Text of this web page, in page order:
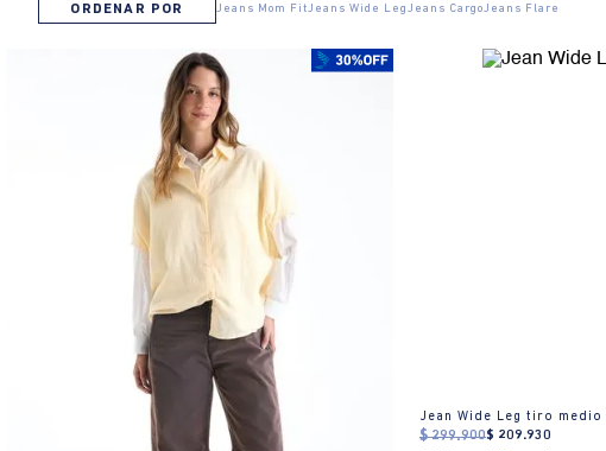
ORDENAR POR Jeans Mom FitJeans Wide LegJeans CargoJeans Flare
Jean Wide Leg tiro medio
$ 299.900$ 209.930